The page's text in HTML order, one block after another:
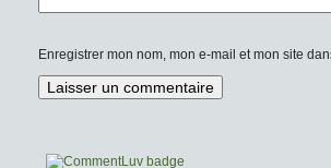
Enregistrer mon nom, mon e-mail et mon site